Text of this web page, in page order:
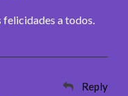
felicidades a todos.
Reply